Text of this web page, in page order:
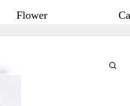
Flower